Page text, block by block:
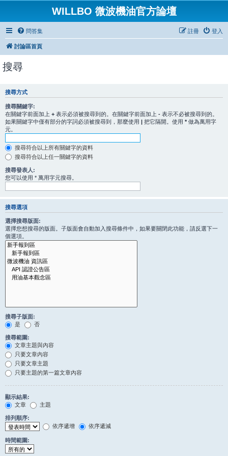
WILLBO 微波機油官方論壇
問答集 登入
註冊
討論區首頁
搜尋
搜尋方式
搜尋關鍵字:
在關鍵字前面加上 + 表示必須被搜尋到的。在關鍵字前面加上 - 表示不必被搜尋到的。
如果關鍵字中僅有部分的字詞必須被搜尋到，那麼使用 | 把它隔開。使用 * 做為萬用字
元。
搜尋符合以上所有關鍵字的資料
搜尋符合以上任一關鍵字的資料
搜尋發表人:
您可以使用 * 萬用字元搜尋。
搜尋選項
選擇搜尋版面:
選擇您想搜尋的版面。子版面會自動加入搜尋條件中，如果要關閉此功能，請反選下一
個選項。
搜尋子版面:
是
否
搜尋範圍:
文章主題與內容
只要文章內容
只要文章主題
只要主題的第一篇文章內容
顯示結果:
文章
主題
排列順序:
依序遞增
依序遞減
時間範圍: